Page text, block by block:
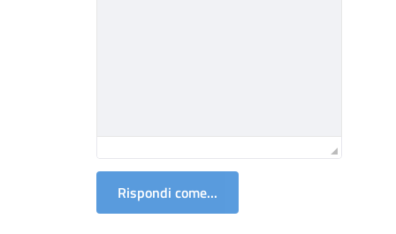
Rispondi come...